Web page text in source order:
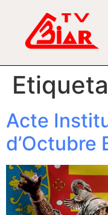
Acte
d’Octubre